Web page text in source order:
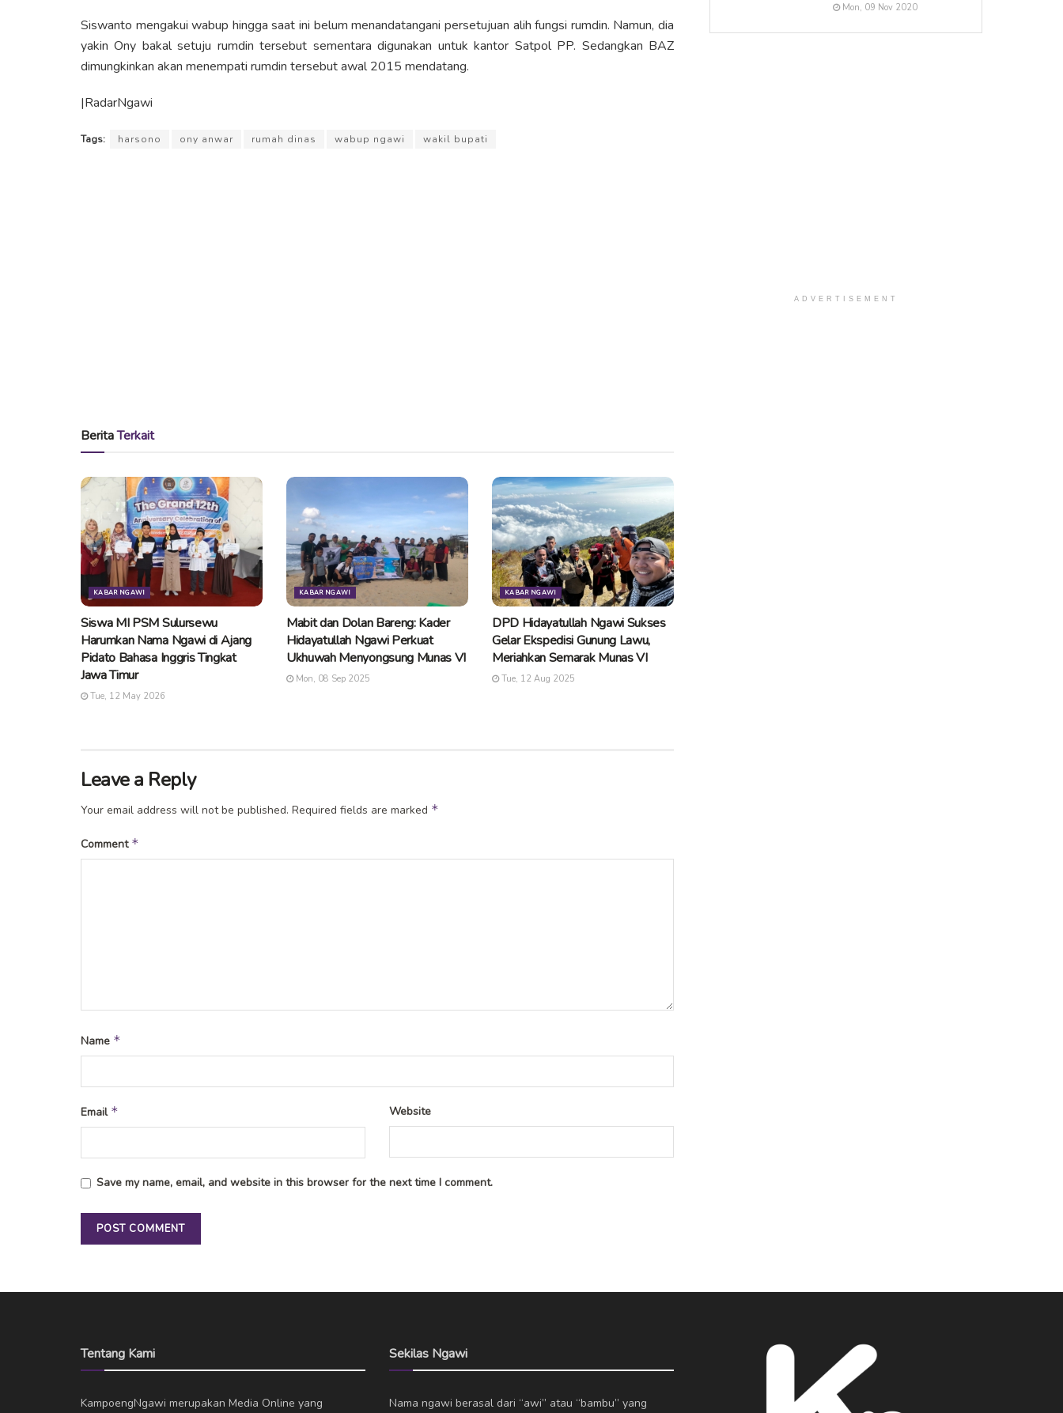
Siswanto mengakui wabup hingga saat ini belum menandatangani persetujuan alih fungsi rumdin. Namun, dia
yakin Ony bakal setuju rumdin tersebut sementara digunakan untuk kantor Satpol PP. Sedangkan BAZ
dimungkinkan akan menempati rumdin tersebut awal 2015 mendatang.
|RadarNgawi
Tags: harsono ony anwar rumah dinas wabup ngawi wakil bupati
BeritaTerkait
KABAR NGAWI
Siswa MI PSM Sulursewu
Harumkan Nama Ngawi di Ajang
Pidato Bahasa Inggris Tingkat
Jawa Timur
Tue, 12 May 2026
KABAR NGAWI
Mabit dan Dolan Bareng: Kader
Hidayatullah Ngawi Perkuat
Ukhuwah Menyongsung Munas VI
Mon, 08 Sep 2025
KABAR NGAWI
DPD Hidayatullah Ngawi Sukses
Gelar Ekspedisi Gunung Lawu,
Meriahkan Semarak Munas VI
Tue, 12 Aug 2025
Leave a Reply
Your email address will not be published. Required fields are marked *
Comment *
Name *
Email * Website
Save my name, email, and website in this browser for the next time I comment.
Mon, 09 Nov 2020
ADVERTISEMENT
Tentang Kami
KampoengNgawi merupakan Media Online yang
Sekilas Ngawi
Nama ngawi berasal dari “awi” atau “bambu” yang